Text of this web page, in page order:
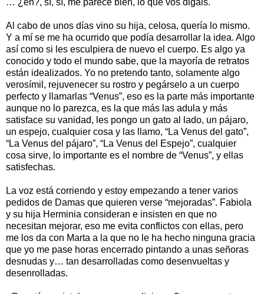
Al cabo de unos días vino su hija, celosa, quería lo mismo.
Y a mí se me ha ocurrido que podía desarrollar la idea. Algo
así como si les esculpiera de nuevo el cuerpo. Es algo ya
conocido y todo el mundo sabe, que la mayoría de retratos
están idealizados. Yo no pretendo tanto, solamente algo
verosímil, rejuvenecer su rostro y pegárselo a un cuerpo
perfecto y llamarlas “Venus”, eso es la parte más importante
aunque no lo parezca, es la que más las adula y más
satisface su vanidad, les pongo un gato al lado, un pájaro,
un espejo, cualquier cosa y las llamo, “La Venus del gato”,
“La Venus del pájaro”, “La Venus del Espejo”, cualquier
cosa sirve, lo importante es el nombre de “Venus”, y ellas
satisfechas.
La voz está corriendo y estoy empezando a tener varios
pedidos de Damas que quieren verse “mejoradas”. Fabiola
y su hija Herminia consideran e insisten en que no
necesitan mejorar, eso me evita conflictos con ellas, pero
me los da con Marta a la que no le ha hecho ninguna gracia
que yo me pase horas encerrado pintando a unas señoras
desnudas y… tan desarrolladas como desenvueltas y
desenrolladas.